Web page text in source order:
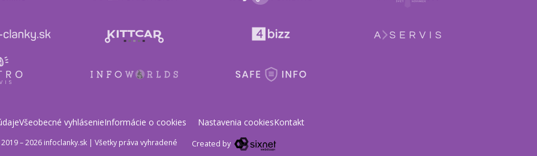
Všeobecné vyhlásenieInformácie o cookies Nastavenia cookiesKontakt
– 2026 infoclanky.sk| Všetky práva vyhradené Created by